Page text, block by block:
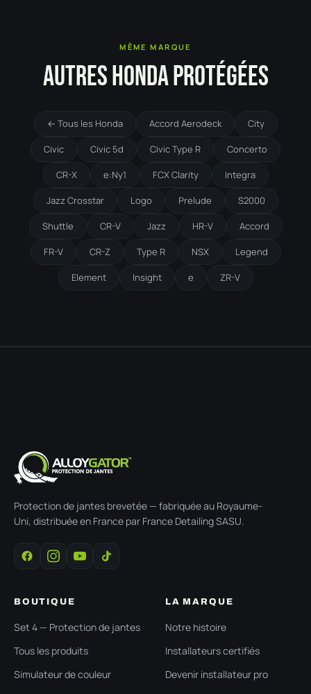
MÊME MARQUE
AUTRES HONDA PROTÉGÉES
← Tous les Honda Accord Aerodeck City
Civic Civic 5d Civic Type R Concerto
CR-X e:Ny1 FCX Clarity Integra
Jazz Crosstar Logo Prelude S2000
Shuttle CR-V Jazz HR-V Accord
FR-V CR-Z Type R NSX Legend
Element Insight e ZR-V
Protection de jantes brevetée — fabriquée au Royaume-
Uni, distribuée en France par France Detailing SASU.
BOUTIQUE
Set 4 — Protection de jantes
Tous les produits
Simulateur de couleur
LA MARQUE
Notre histoire
Installateurs certifiés
Devenir installateur pro